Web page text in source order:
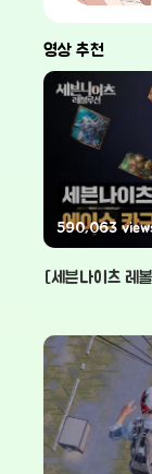
영상 추천
590,063
[세븐나이츠 레